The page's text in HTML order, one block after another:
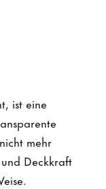
ist eine
mehr
Deckkraft